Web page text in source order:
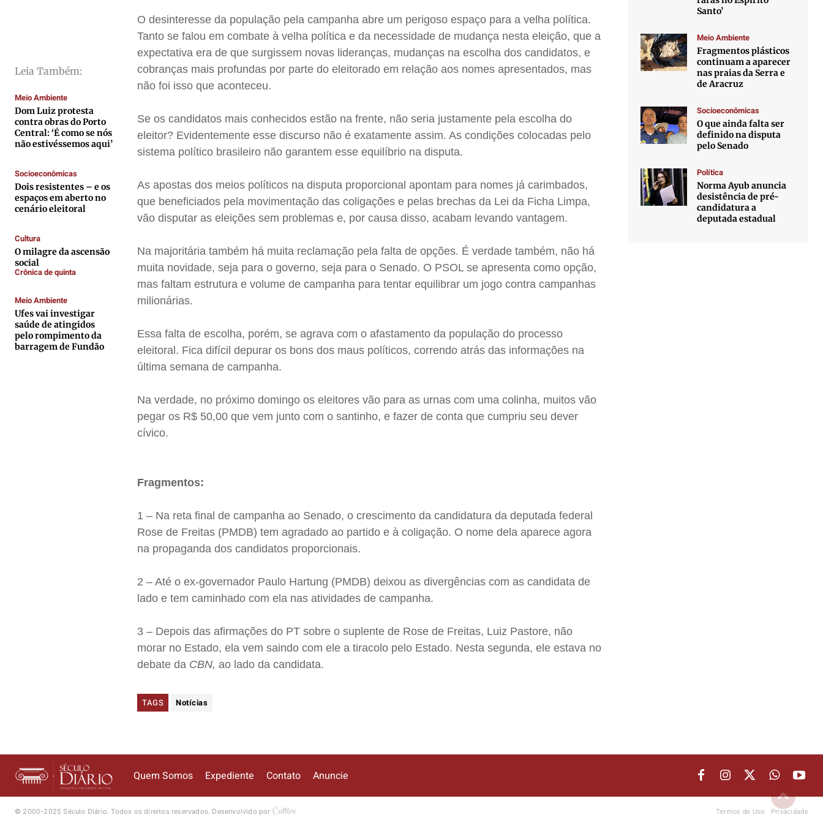
Colunas
Gustavo Bastos
Jr Mignone (in memorian)
Wanda Sily
Publicidade Legal
Anuncie
Quem Somos
Expediente
Contato
Anuncie
Termos de Uso
Privacidade
Colunas
Gustavo Bastos
Jr Mignone (in memorian)
Wanda Sily
Publicidade Legal
Anuncie
Quem Somos
Expediente
Contato
Anuncie
Termos de Uso
Privacidade
Colunas
Gustavo Bastos
Jr Mignone (in memorian)
Wanda Sily
Publicidade Legal
Anuncie
Quem Somos
Expediente
Contato
Anuncie
Termos de Uso
Privacidade
Colunas
Gustavo Bastos
Jr Mignone (in memorian)
Wanda Sily
Publicidade Legal
Anuncie
Quem Somos
Expediente
Contato
Anuncie
Termos de Uso
Privacidade
Leia Também:
Meio Ambiente
Dom Luiz protesta
contra obras do Porto
Central: ‘É como se nós
não estivéssemos aqui’
Socioeconômicas
Dois resistentes – e os
espaços em aberto no
cenário eleitoral
Cultura
O milagre da ascensão
social
Crônica de quinta
Meio Ambiente
Ufes vai investigar
saúde de atingidos
pelo rompimento da
barragem de Fundão
O desinteresse da população pela campanha abre um perigoso espaço para a velha política.
Tanto se falou em combate à velha política e da necessidade de mudança nesta eleição, que a
expectativa era de que surgissem novas lideranças, mudanças na escolha dos candidatos, e
cobranças mais profundas por parte do eleitorado em relação aos nomes apresentados, mas
não foi isso que aconteceu.
Se os candidatos mais conhecidos estão na frente, não seria justamente pela escolha do
eleitor? Evidentemente esse discurso não é exatamente assim. As condições colocadas pelo
sistema político brasileiro não garantem esse equilíbrio na disputa.
As apostas dos meios políticos na disputa proporcional apontam para nomes já carimbados,
que beneficiados pela movimentação das coligações e pelas brechas da Lei da Ficha Limpa,
vão disputar as eleições sem problemas e, por causa disso, acabam levando vantagem.
Na majoritária também há muita reclamação pela falta de opções. É verdade também, não há
muita novidade, seja para o governo, seja para o Senado. O PSOL se apresenta como opção,
mas faltam estrutura e volume de campanha para tentar equilibrar um jogo contra campanhas
milionárias.
Essa falta de escolha, porém, se agrava com o afastamento da população do processo
eleitoral. Fica difícil depurar os bons dos maus políticos, correndo atrás das informações na
última semana de campanha.
Na verdade, no próximo domingo os eleitores vão para as urnas com uma colinha, muitos vão
pegar os R$ 50,00 que vem junto com o santinho, e fazer de conta que cumpriu seu dever
cívico.
Fragmentos:
1 – Na reta final de campanha ao Senado, o crescimento da candidatura da deputada federal
Rose de Freitas (PMDB) tem agradado ao partido e à coligação. O nome dela aparece agora
na propaganda dos candidatos proporcionais.
2 – Até o ex-governador Paulo Hartung (PMDB) deixou as divergências com as candidata de
lado e tem caminhado com ela nas atividades de campanha.
3 – Depois das afirmações do PT sobre o suplente de Rose de Freitas, Luiz Pastore, não
morar no Estado, ela vem saindo com ele a tiracolo pelo Estado. Nesta segunda, ele estava no
debate da CBN,ao lado da candidata.
TAGS Notícias
Santo’
Meio Ambiente
Fragmentos plásticos
continuam a aparecer
nas praias da Serra e
de Aracruz
Socioeconômicas
O que ainda falta ser
definido na disputa
pelo Senado
Política
Norma Ayub anuncia
desistência de pré-
candidatura a
deputada estadual
Quem Somos Expediente Contato Anuncie
© 2000-2025 Século Diário.Todos os direitos reservados. Desenvolvido por Termos de Uso Privacidade